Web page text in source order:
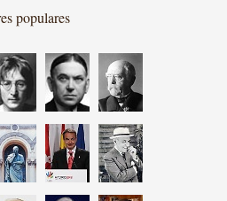
populares